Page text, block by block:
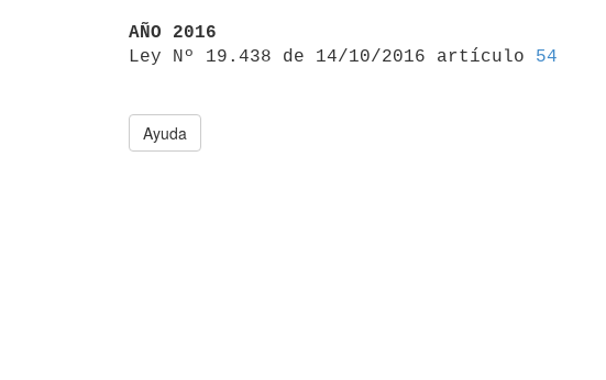
AÑO 2016
Ley Nº 19.438 de 14/10/2016 artículo 54
Ayuda